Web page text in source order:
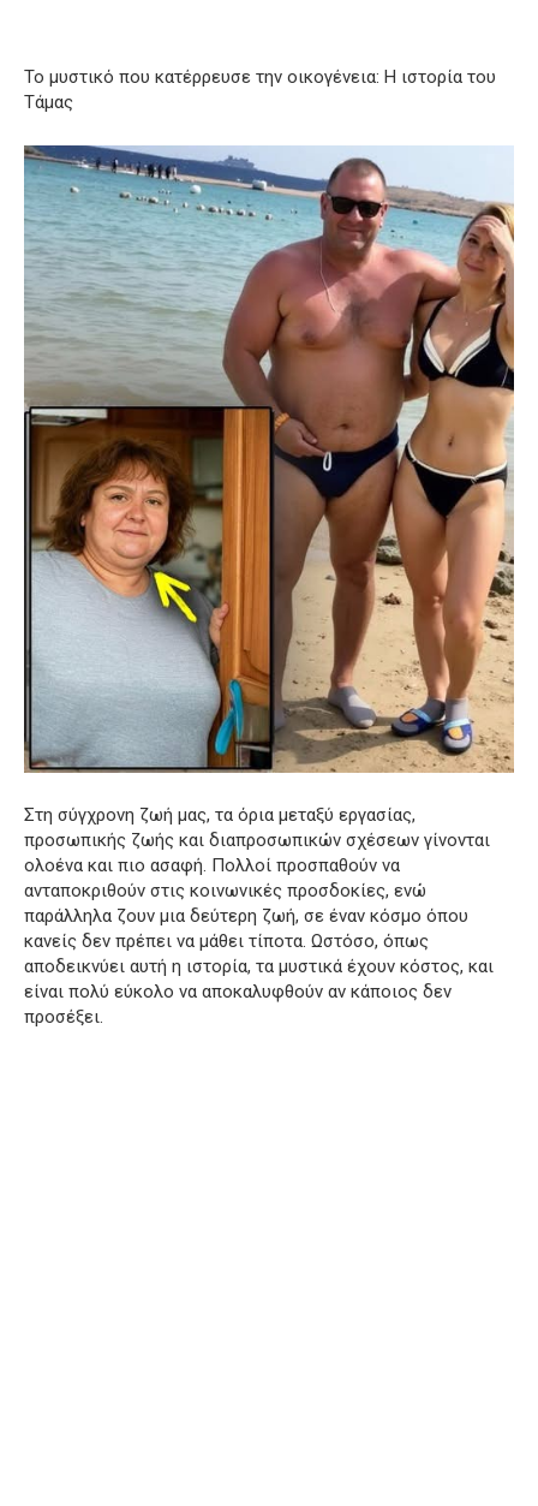
Το μυστικό που κατέρρευσε την οικογένεια: Η ιστορία του
Τάμας
Στη σύγχρονη ζωή μας, τα όρια μεταξύ εργασίας,
προσωπικής ζωής και διαπροσωπικών σχέσεων γίνονται
ολοένα και πιο ασαφή. Πολλοί προσπαθούν να
ανταποκριθούν στις κοινωνικές προσδοκίες, ενώ
παράλληλα ζουν μια δεύτερη ζωή, σε έναν κόσμο όπου
κανείς δεν πρέπει να μάθει τίποτα. Ωστόσο, όπως
αποδεικνύει αυτή η ιστορία, τα μυστικά έχουν κόστος, και
είναι πολύ εύκολο να αποκαλυφθούν αν κάποιος δεν
προσέξει.